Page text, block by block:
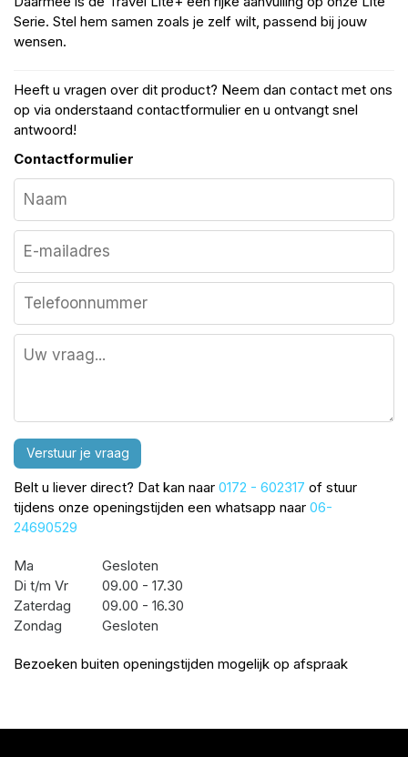
Serie. Stel hem samen zoals je zelf wilt, passend bij jouw
wensen.
Heeft u vragen over dit product? Neem dan contact met ons
op via onderstaand contactformulier en u ontvangt snel
antwoord!
Contactformulier
Verstuur je vraag
Belt u liever direct? Dat kan naar 0172 - 602317 of stuur
tijdens onze openingstijden een whatsapp naar 06-
24690529
Ma
Gesloten
Di t/m Vr
09.00 - 17.30
Zaterdag
09.00 - 16.30
Zondag
Gesloten
Bezoeken buiten openingstijden mogelijk op afspraak